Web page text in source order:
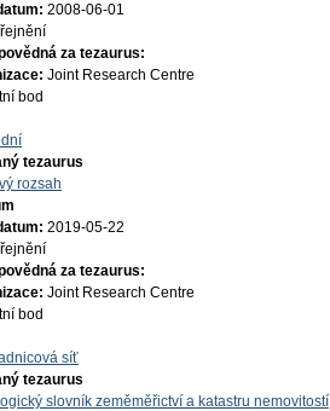
2008-06-01
za tezaurus:
Joint Research Centre
bod
tezaurus
rozsah
2019-05-22
za tezaurus:
Joint Research Centre
bod
síť
tezaurus
slovník zeměměřictví a katastru nemovitostí